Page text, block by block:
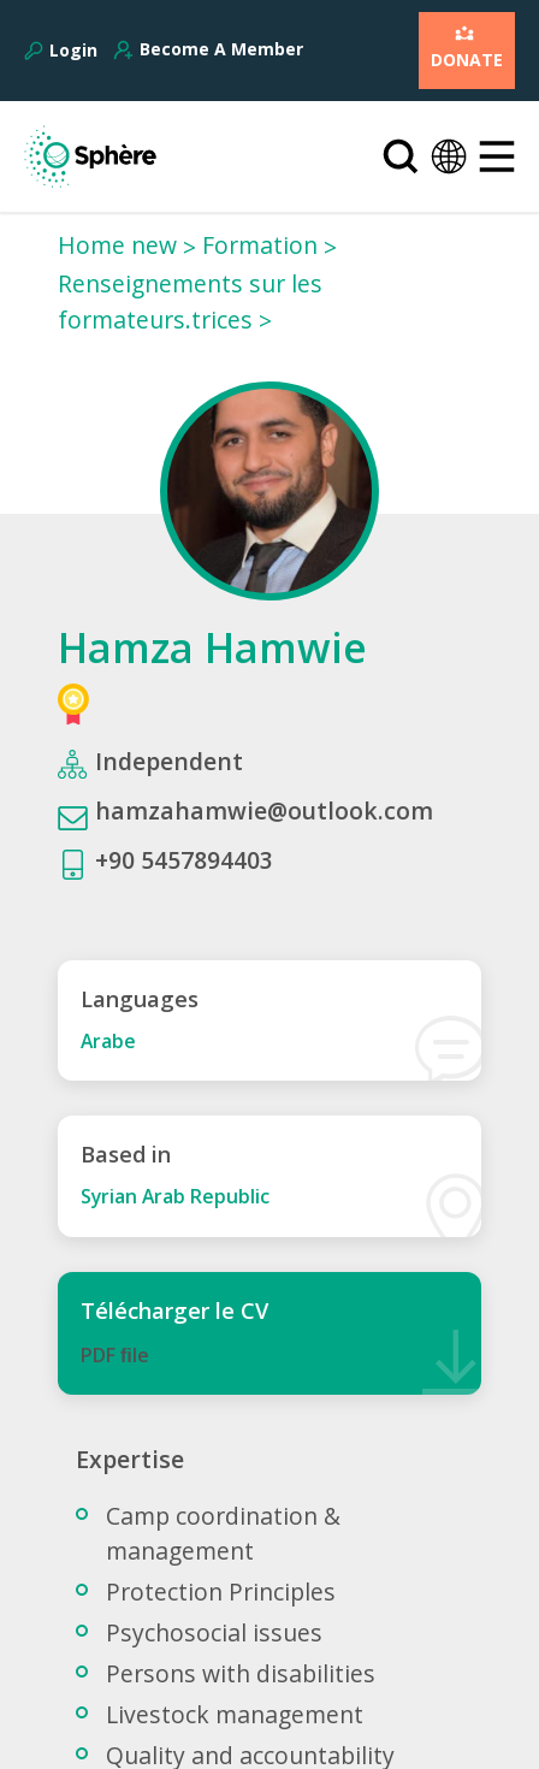
Login Become A Member DONATE
Home new
Formation
Renseignements sur les
formateurs.trices
Hamza Hamwie
Independent
hamzahamwie@outlook.com
+90 5457894403
Languages
Arabe
Based in
Syrian Arab Republic
Télécharger le CV
PDF ﬁle
Expertise
Camp coordination &
management
Protection Principles
Psychosocial issues
Persons with disabilities
Livestock management
Quality and accountability